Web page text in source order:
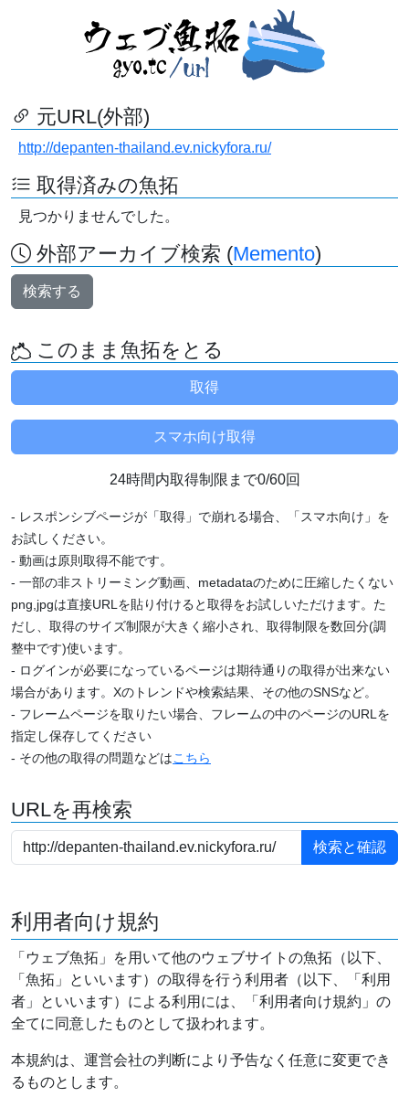
元URL(外部)
http://depanten-thailand.ev.nickyfora.ru/
取得済みの魚拓
見つかりませんでした。
外部アーカイブ検索 (Memento)
検索する
このまま魚拓をとる
24時間内取得制限まで0/60回
- レスポンシブページが「取得」で崩れる場合、「スマホ向け」を
お試しください。
- 動画は原則取得不能です。
- 一部の非ストリーミング動画、metadataのために圧縮したくない
png,jpgは直接URLを貼り付けると取得をお試しいただけます。た
だし、取得のサイズ制限が大きく縮小され、取得制限を数回分(調
整中です)使います。
- ログインが必要になっているページは期待通りの取得が出来ない
場合があります。Xのトレンドや検索結果、その他のSNSなど。
- フレームページを取りたい場合、フレームの中のページのURLを
指定し保存してください
- その他の取得の問題などはこちら
URLを再検索
利用者向け規約
「ウェブ魚拓」を用いて他のウェブサイトの魚拓（以下、
「魚拓」といいます）の取得を行う利用者（以下、「利用
者」といいます）による利用には、「利用者向け規約」の
全てに同意したものとして扱われます。
本規約は、運営会社の判断により予告なく任意に変更でき
るものとします。